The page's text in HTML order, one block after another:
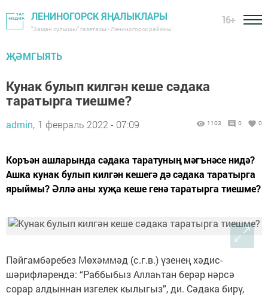
ЛЕНИНОГОРСК ЯҢАЛЫКЛАРЫ
"Заман сулышы" газетасы - Лениногорск районы
16+
ҖӘМГЫЯТЬ
Кунак булып килгән кеше сәдака
таратырга тиешме?
admin, 1 февраль 2022 - 07:09 1103 0 0
Коръән ашларында сәдака таратуның мәгънәсе нидә?
Ашка кунак булып килгән кешегә дә сәдака таратырга
ярыймы? Әллә аны хуҗа кеше генә таратырга тиешме?
Пәйгамбәребез Мөхәммәд (с.г.в.) үзенең хәдис-
шәрифләрендә: “Раббыбыз Аллаһтан берәр нәрсә
сорар алдыннан изгелек кылыгыз”, ди. Сәдака бирү,